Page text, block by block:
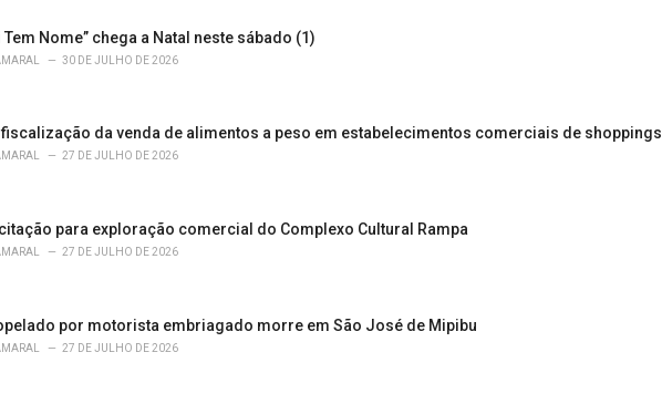
Tem Nome” chega a Natal neste sábado (1)
30 DE JULHO DE 2026
fiscalização da venda de alimentos a peso em estabelecimentos comerciais de shoppings
27 DE JULHO DE 2026
para exploração comercial do Complexo Cultural Rampa
27 DE JULHO DE 2026
por motorista embriagado morre em São José de Mipibu
27 DE JULHO DE 2026